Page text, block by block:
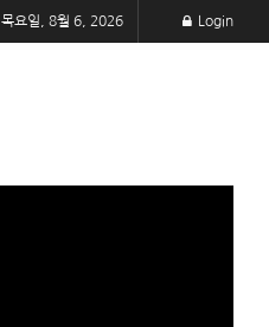
목요일, 8월 6, 2026 Login